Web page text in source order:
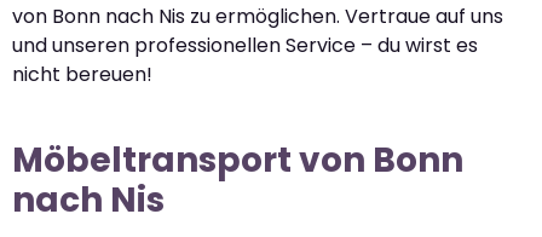
von Bonn nach Nis zu ermöglichen. Vertraue auf uns
und unseren professionellen Service – du wirst es
nicht bereuen!
Möbeltransport von Bonn
nach Nis